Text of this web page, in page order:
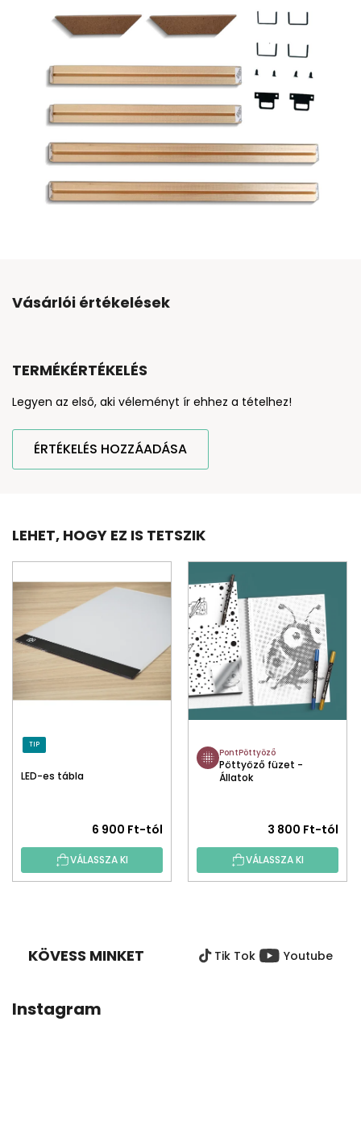
Vásárlói értékelések
TERMÉKÉRTÉKELÉS
Legyen az első, aki véleményt ír ehhez a tételhez!
ÉRTÉKELÉS HOZZÁADÁSA
LEHET, HOGY EZ IS TETSZIK
TIP
LED-es tábla
6 900 Ft-tól
VÁLASSZA KI
PontPöttyöző
Pöttyöző füzet -
Állatok
3 800 Ft-tól
VÁLASSZA KI
KÖVESS MINKET Tik Tok Youtube
Instagram